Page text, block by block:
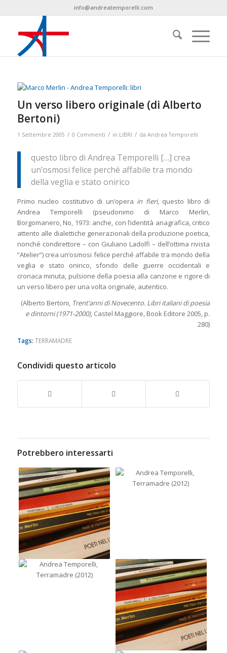
info@andreatemporelli.com
Un verso libero originale (di Alberto
Bertoni)
1 Settembre 2005 / 0 Commenti / in LIBRI / da Andrea Temporelli
questo libro di Andrea Temporelli […] crea
un’osmosi felice perché affabile tra mondo
della veglia e stato onirico
Primo nucleo costitutivo di un’opera in fieri, questo libro di
Andrea Temporelli (pseudonimo di Marco Merlin,
Borgomanero, No, 1973: anche, con l’identità anagrafica, critico
attento alle dialettiche generazionali della produzione poetica,
nonché condirettore – con Giuliano Ladolfi – dell’ottima rivista
“Atelier”) crea un’osmosi felice perché affabile tra mondo della
veglia e stato onirico, sfondo delle guerre occidentali e
cronaca minuta, pulsione della poesia alla canzone e rigore di
un verso libero per una volta originale, autentico.
(Alberto Bertoni, Trent’anni di Novecento. Libri italiani di poesia
e dintorni (1971-2000), Castel Maggiore, Book Editore 2005, p.
280)
Tags: TERRAMADRE
Condividi questo articolo
Potrebbero interessarti